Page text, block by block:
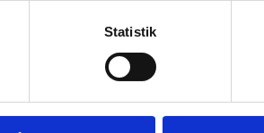
Statistik